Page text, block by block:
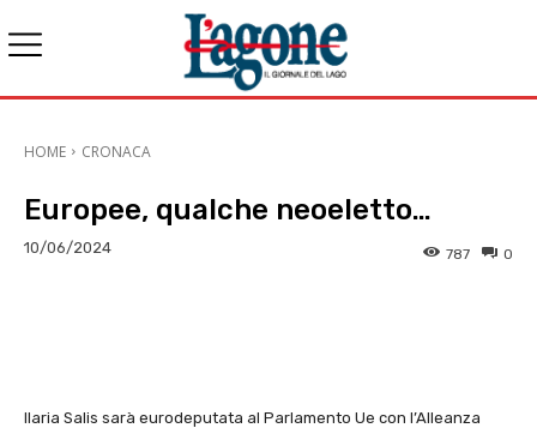
HOME CRONACA
Europee, qualche neoeletto…
10/06/2024 0
787
Ilaria Salis sarà eurodeputata al Parlamento Ue con l’Alleanza